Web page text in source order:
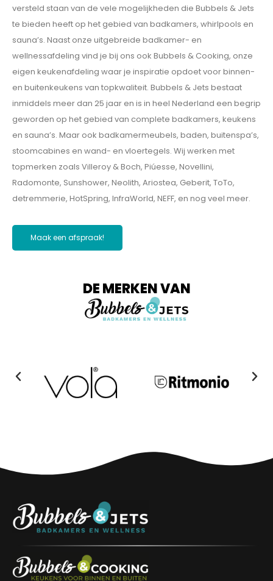
versteld staan van de vele mogelijkheden die Bubbels & Jets
te bieden heeft op het gebied van badkamers, whirlpools en
sauna’s. Naast onze uitgebreide badkamer- en
wellnessafdeling vind je bij ons ook Bubbels & Cooking, onze
eigen keukenafdeling waar je inspiratie opdoet voor binnen-
en buitenkeukens van topkwaliteit. Bubbels & Jets bestaat
inmiddels meer dan 25 jaar en is in heel Nederland een begrip
geworden op het gebied van complete badkamers, keukens
en sauna’s. Maar ook badkamermeubels, baden, buitenspa’s,
stoomcabines en wand- en vloertegels. Wij werken met
topmerken zoals Villeroy & Boch, Piúesse, Novellini,
Radomonte, Sunshower, Neolith, Ariostea, Geberit, ToTo,
detremmerie, HotSpring, InfraWorld, NEFF, en nog veel meer.
Maak een afspraak!
DE MERKEN VAN